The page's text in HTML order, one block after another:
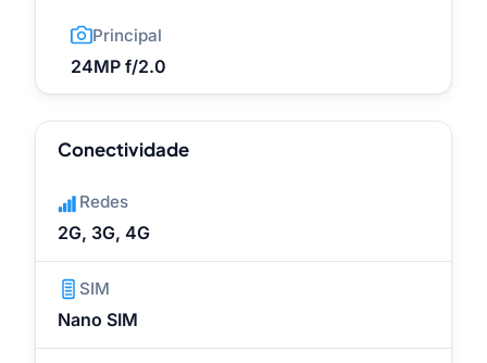
Principal
24MP f/2.0
Conectividade
Redes
2G, 3G, 4G
SIM
Nano SIM